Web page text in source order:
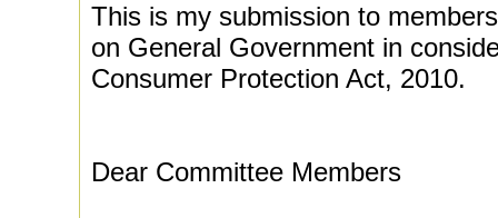
This is my submission to
on General Government in
Consumer Protection Act, 2010.
Dear Committee Members